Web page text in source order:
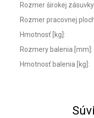
Rozmer širokej
Rozmer pracovnej
Hmotnosť [kg] :
Rozmery balenia [mm] :
Hmotnosť balenia [kg] :